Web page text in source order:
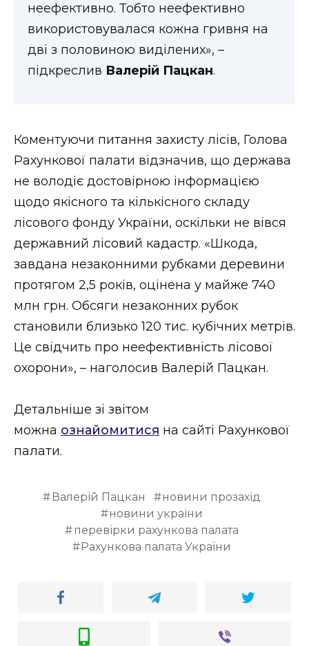
неефективно. Тобто неефективно
використовувалася кожна гривня на
дві з половиною виділених», –
підкреслив Валерій Пацкан.
Коментуючи питання захисту лісів, Голова
Рахункової палати відзначив, що держава
не володіє достовірною інформацією
щодо якісного та кількісного складу
лісового фонду України, оскільки не вівся
державний лісовий кадастр. «Шкода,
завдана незаконними рубками деревини
протягом 2,5 років, оцінена у майже 740
млн грн. Обсяги незаконних рубок
становили близько 120 тис. кубічних метрів.
Це свідчить про неефективність лісової
охорони», – наголосив Валерій Пацкан.
Детальніше зі звітом
можна ознайомитися на сайті Рахункової
палати.
Валерій Пацкан
новини прозахід
новини україни
перевірки рахункова палата
Рахункова палата України